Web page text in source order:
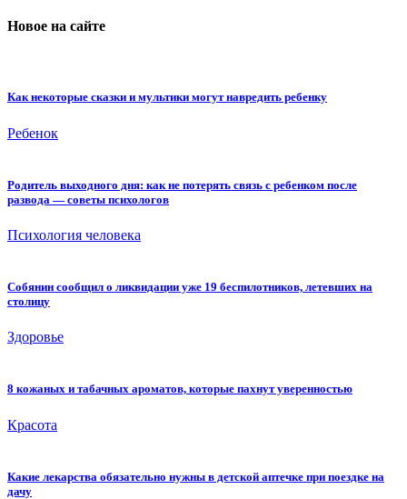
Новое на сайте
Как некоторые сказки и мультики могут навредить ребенку
Ребенок
Родитель выходного дня: как не потерять связь с ребенком после
развода — советы психологов
Психология человека
Собянин сообщил о ликвидации уже 19 беспилотников, летевших на
столицу
Здоровье
8 кожаных и табачных ароматов, которые пахнут уверенностью
Красота
Какие лекарства обязательно нужны в детской аптечке при поездке на
дачу